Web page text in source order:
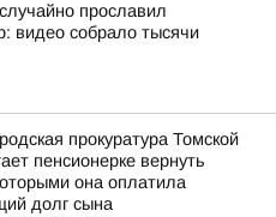
прославил
видео собрало тысячи
прокуратура Томской
пенсионерке вернуть
она оплатила
долг сына